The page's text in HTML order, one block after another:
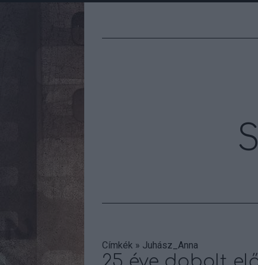
Címkék » Juhász_Anna